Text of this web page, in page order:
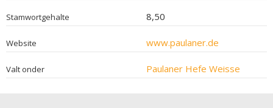
Stamwortgehalte 8,50
Website www.paulaner.de
Valt onder Paulaner Hefe Weisse